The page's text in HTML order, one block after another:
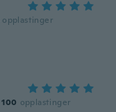
opplastinger
100 opplastinger